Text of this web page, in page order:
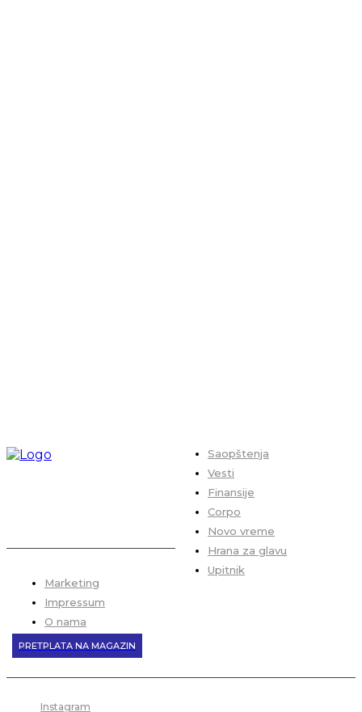
Saopštenja
Vesti
Finansije
Corpo
Novo vreme
Hrana za glavu
Upitnik
Marketing
Impressum
O nama
PRETPLATA NA MAGAZIN
Instagram